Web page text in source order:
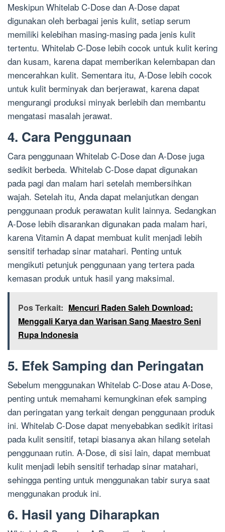
Meskipun Whitelab C-Dose dan A-Dose dapat
digunakan oleh berbagai jenis kulit, setiap serum
memiliki kelebihan masing-masing pada jenis kulit
tertentu. Whitelab C-Dose lebih cocok untuk kulit kering
dan kusam, karena dapat memberikan kelembapan dan
mencerahkan kulit. Sementara itu, A-Dose lebih cocok
untuk kulit berminyak dan berjerawat, karena dapat
mengurangi produksi minyak berlebih dan membantu
mengatasi masalah jerawat.
4. Cara Penggunaan
Cara penggunaan Whitelab C-Dose dan A-Dose juga
sedikit berbeda. Whitelab C-Dose dapat digunakan
pada pagi dan malam hari setelah membersihkan
wajah. Setelah itu, Anda dapat melanjutkan dengan
penggunaan produk perawatan kulit lainnya. Sedangkan
A-Dose lebih disarankan digunakan pada malam hari,
karena Vitamin A dapat membuat kulit menjadi lebih
sensitif terhadap sinar matahari. Penting untuk
mengikuti petunjuk penggunaan yang tertera pada
kemasan produk untuk hasil yang maksimal.
Pos Terkait: Mencuri Raden Saleh Download:
Menggali Karya dan Warisan Sang Maestro Seni
Rupa Indonesia
5. Efek Samping dan Peringatan
Sebelum menggunakan Whitelab C-Dose atau A-Dose,
penting untuk memahami kemungkinan efek samping
dan peringatan yang terkait dengan penggunaan produk
ini. Whitelab C-Dose dapat menyebabkan sedikit iritasi
pada kulit sensitif, tetapi biasanya akan hilang setelah
penggunaan rutin. A-Dose, di sisi lain, dapat membuat
kulit menjadi lebih sensitif terhadap sinar matahari,
sehingga penting untuk menggunakan tabir surya saat
menggunakan produk ini.
6. Hasil yang Diharapkan